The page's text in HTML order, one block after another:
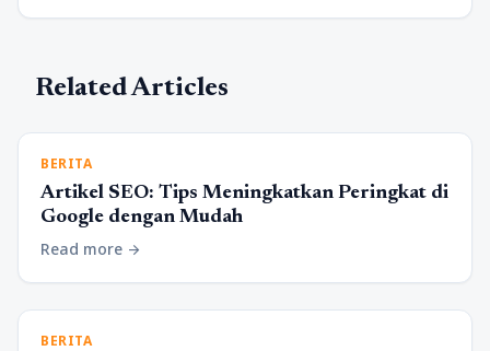
Related Articles
BERITA
Artikel SEO: Tips Meningkatkan Peringkat di
Google dengan Mudah
Read more arrow_forward
BERITA